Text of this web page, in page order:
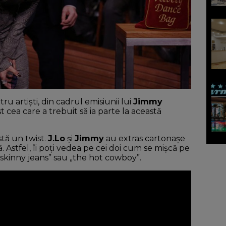
artiști, din cadrul emisiunii lui Jimmy
cea care a trebuit să ia parte la această
un twist. J.Lo și Jimmy au extras cartonașe
îi poți vedea pe cei doi cum se mișcă pe
jeans” sau „the hot cowboy”.